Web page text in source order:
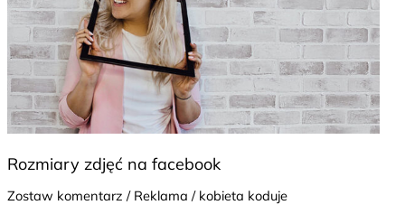
Rozmiary zdjęć na facebook
Zostaw komentarz / Reklama / kobieta koduje